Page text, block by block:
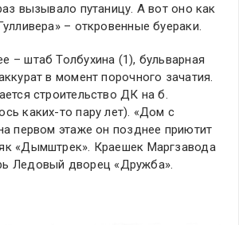
вызывало путаницу. А вот оно как
– откровенные буераки.
– штаб Толбухина (1), бульварная
в момент порочного зачатия.
строительство ДК на б.
каких-то пару лет). «Дом с
первом этаже он позднее приютит
«Дымштрек». Краешек Маргзавода
Ледовый дворец «Дружба».